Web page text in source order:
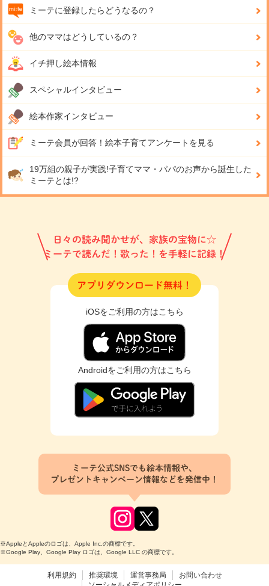
ミーテに登録したらどうなるの？
他のママはどうしているの？
イチ押し絵本情報
スペシャルインタビュー
絵本作家インタビュー
ミーテ会員が回答！ 絵本子育てアンケートを見る
19万組の親子が実践!子育てママ・パパのお声から誕生した
ミーテとは!?
日々の読み聞かせが、家族の宝物に☆
ミーテで読んだ！歌った！を手軽に記録！
アプリダウンロード無料！
iOSをご利用の方はこちら
Androidをご利用の方はこちら
ミーテ公式SNSでも絵本情報や、
プレゼントキャンペーン情報などを発信中！
※AppleとAppleのロゴは、Apple Inc.の商標です。
※Google Play、Google Play ロゴは、Google LLC の商標です。
利用規約 推奨環境 運営事務局
お問い合わせ